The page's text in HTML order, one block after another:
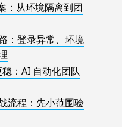
：从环境隔离到团
：登录异常、环境
：AI 自动化团队
流程：先小范围验